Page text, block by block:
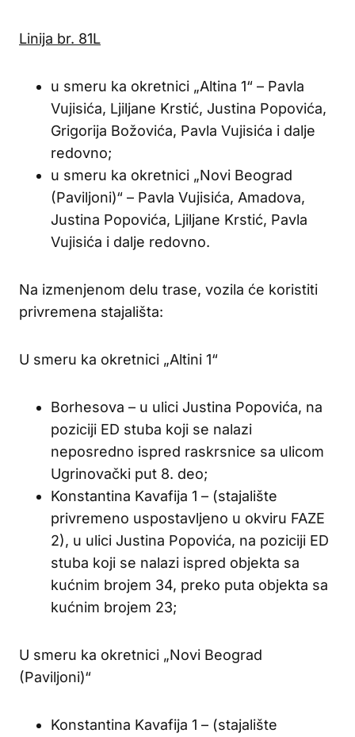
Linija br. 81L
u smeru ka okretnici „Altina 1“ – Pavla
Vujisića, Ljiljane Krstić, Justina Popovića,
Grigorija Božovića, Pavla Vujisića i dalje
redovno;
u smeru ka okretnici „Novi Beograd
(Paviljoni)“ – Pavla Vujisića, Amadova,
Justina Popovića, Ljiljane Krstić, Pavla
Vujisića i dalje redovno.
Na izmenjenom delu trase, vozila će koristiti
privremena stajališta:
U smeru ka okretnici „Altini 1“
Borhesova – u ulici Justina Popovića, na
poziciji ED stuba koji se nalazi
neposredno ispred raskrsnice sa ulicom
Ugrinovački put 8. deo;
Konstantina Kavafija 1 – (stajalište
privremeno uspostavljeno u okviru FAZE
2), u ulici Justina Popovića, na poziciji ED
stuba koji se nalazi ispred objekta sa
kućnim brojem 34, preko puta objekta sa
kućnim brojem 23;
U smeru ka okretnici „Novi Beograd
(Paviljoni)“
Konstantina Kavafija 1 – (stajalište